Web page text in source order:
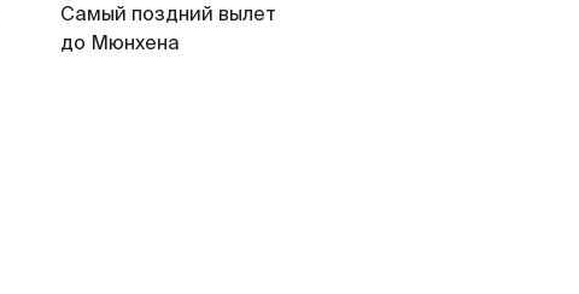
Самый поздний вылет
до Мюнхена